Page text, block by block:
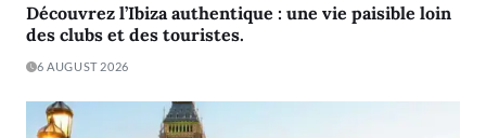
Découvrez l’Ibiza authentique : une vie paisible loin
des clubs et des touristes.
6 AUGUST 2026